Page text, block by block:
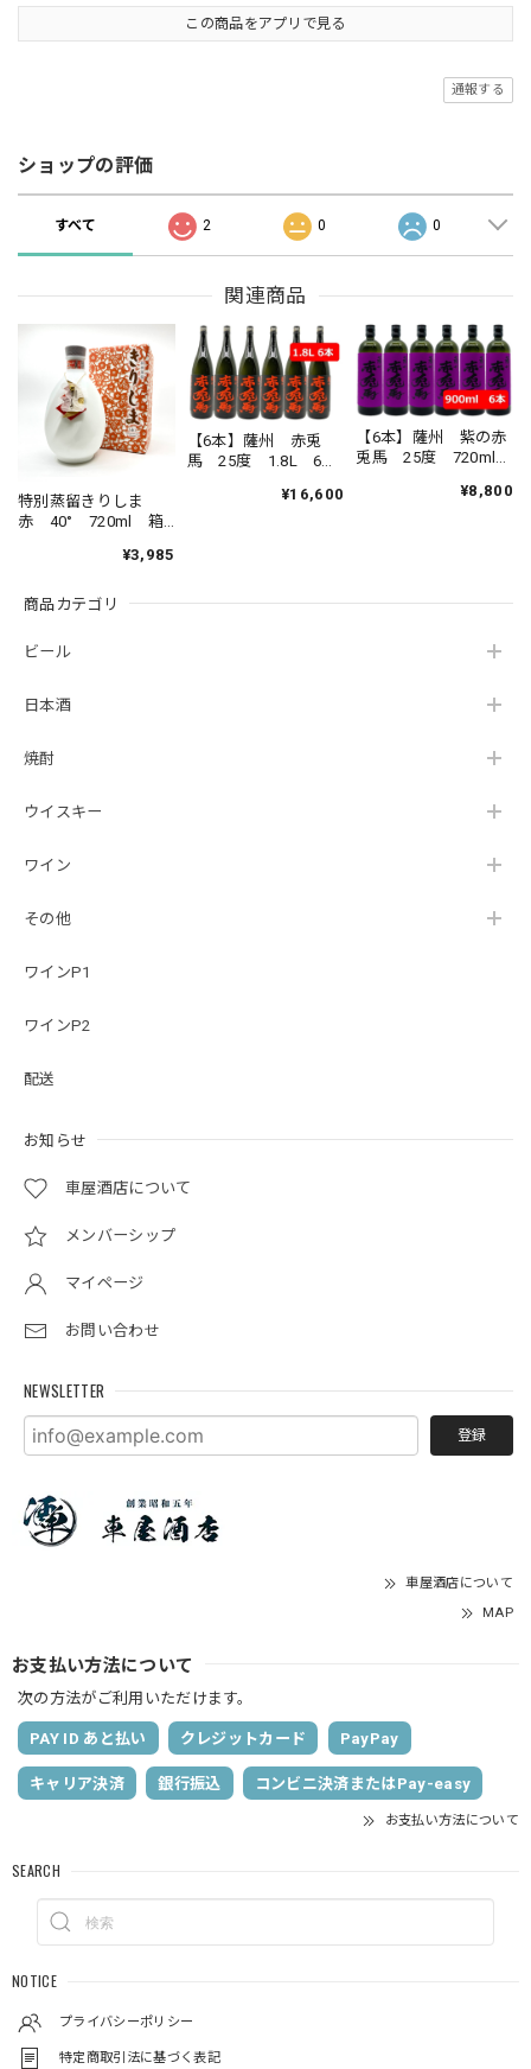
商品カテゴリ
ビール
日本酒
焼酎
ウイスキー
ワイン
その他
ワインP1
ワインP2
配送
お知らせ
車屋酒店について
メンバーシップ
マイページ
お問い合わせ
NEWSLETTER
登録
この商品をアプリで見る
通報する
ショップの評価
すべて 2 0 0
関連商品
特別蒸留きりしま
赤 40° 720ml 箱
うりゅうきりしま
焼酎
¥3,985
【6本】薩州 赤兎
馬 25度 1.8L 6本
う せきとば 芋焼
¥16,600
【6本】薩州 紫の赤
兎馬 25度 720ml
う むらさきのせき
¥8,800
車屋酒店について
MAP
お支払い方法について
次の方法がご利用いただけます。
PAY ID あと払い クレジットカード PayPay
キャリア決済 銀行振込 コンビニ決済またはPay-easy
お支払い方法について
SEARCH
NOTICE
プライバシーポリシー
特定商取引法に基づく表記